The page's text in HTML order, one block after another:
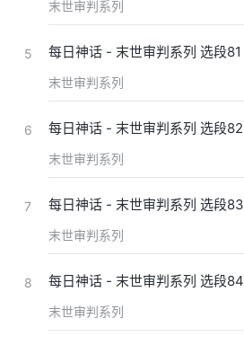
末世审判系列
5 每日神话 - 末世审判系列 选段81
末世审判系列
6 每日神话 - 末世审判系列 选段82
末世审判系列
7 每日神话 - 末世审判系列 选段83
末世审判系列
8 每日神话 - 末世审判系列 选段84
末世审判系列